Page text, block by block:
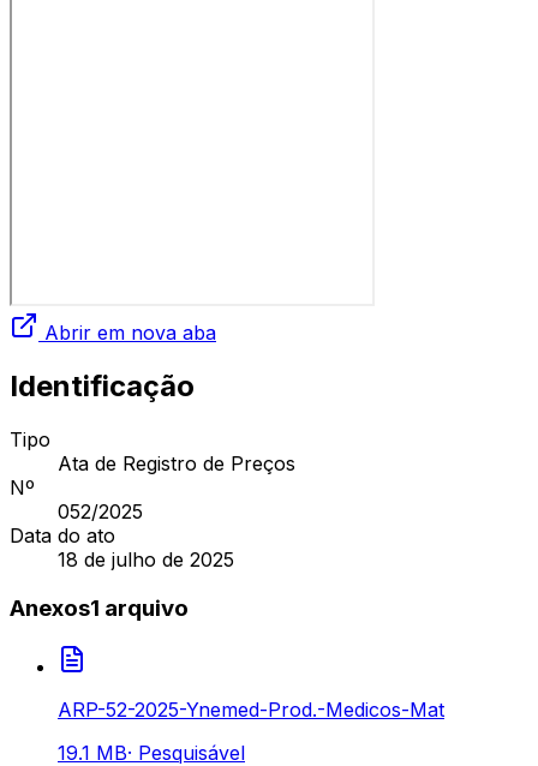
Abrir em nova aba
Identificação
Tipo
Ata de Registro de Preços
Nº
052/2025
Data do ato
18 de julho de 2025
Anexos1 arquivo
ARP-52-2025-Ynemed-Prod.-Medicos-Mat
19.1 MB· Pesquisável